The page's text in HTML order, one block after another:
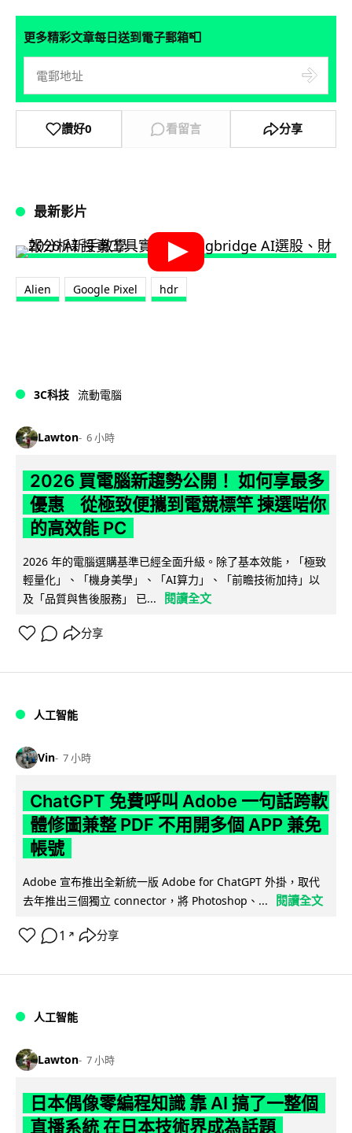
更多精彩文章每日送到電子郵箱📮
讚好0 看留言 分享
最新影片
Alien Google Pixel hdr
3C科技 流動電腦
Lawton 6 小時
2026 買電腦新趨勢公開！ 如何享最多
優惠 從極致便攜到電競標竿 揀選啱你
的高效能 PC
2026 年的電腦選購基準已經全面升級。除了基本效能，「極致
輕量化」、「機身美學」、「AI算力」、「前瞻技術加持」以
及「品質與售後服務」 已...
閱讀全文
分享
人工智能
Vin 7 小時
ChatGPT 免費呼叫 Adobe 一句話跨軟
體修圖兼整 PDF 不用開多個 APP 兼免
帳號
Adobe 宣布推出全新統一版 Adobe for ChatGPT 外掛，取代
去年推出三個獨立 connector，將 Photoshop、...
閱讀全文
1 ↗ 分享
人工智能
Lawton 7 小時
日本偶像零編程知識 靠 AI 搞了一整個
直播系統 在日本技術界成為話題